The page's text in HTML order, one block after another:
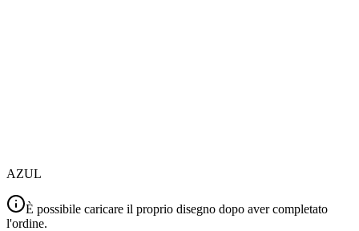
AZUL
È possibile caricare il proprio disegno dopo aver completato
l'ordine.